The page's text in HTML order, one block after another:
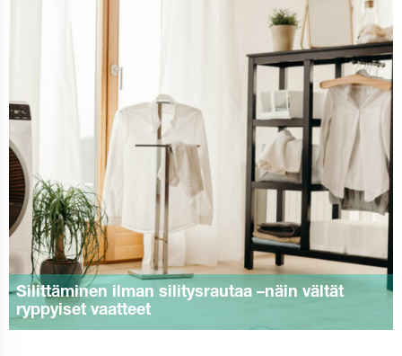
Silittäminen ilman silitysrautaa –näin vältät
ryppyiset vaatteet